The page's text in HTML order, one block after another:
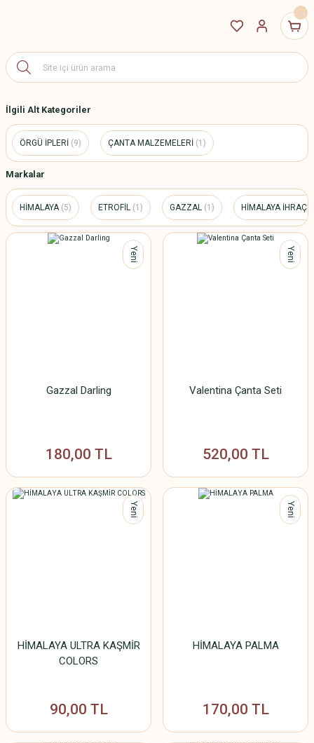
İlgili Alt Kategoriler
ÖRGÜ İPLERİ (9) ÇANTA MALZEMELERİ (1)
Markalar
HİMALAYA (5) ETROFİL (1) GAZZAL (1) HİMALAYA İHRAÇ
Yeni
Gazzal Darling
180,00 TL
Yeni
Valentina Çanta Seti
520,00 TL
Yeni
HİMALAYA ULTRA KAŞMİR
COLORS
90,00 TL
Yeni
HİMALAYA PALMA
170,00 TL